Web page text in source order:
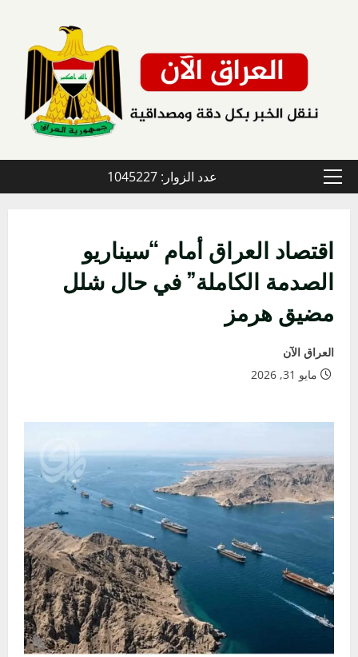
القائمة
عدد الزوار: 1045227
اقتصاد العراق أمام “سيناريو
الصدمة الكاملة” في حال شلل
مضيق هرمز
العراق الآن
مايو 31, 2026